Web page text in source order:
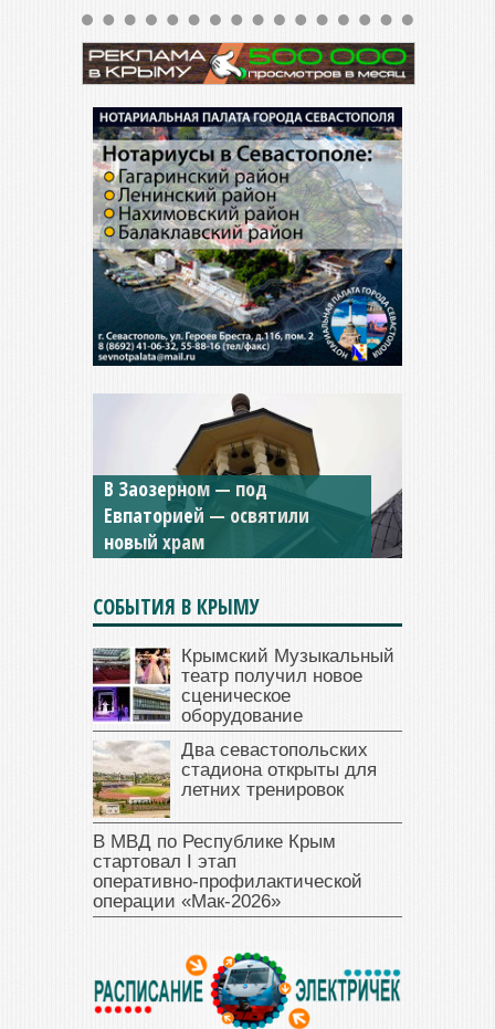
В Заозерном — под
Евпаторией — освятили
новый храм
Мужской монастырь Косьмы
и Дамиана в Крыму вновь
открыт для посещения
СОБЫТИЯ В КРЫМУ
Крымский Музыкальный
театр получил новое
сценическое
оборудование
Два севастопольских
стадиона открыты для
летних тренировок
В МВД по Республике Крым
стартовал I этап
оперативно‑профилактической
операции «Мак‑2026»